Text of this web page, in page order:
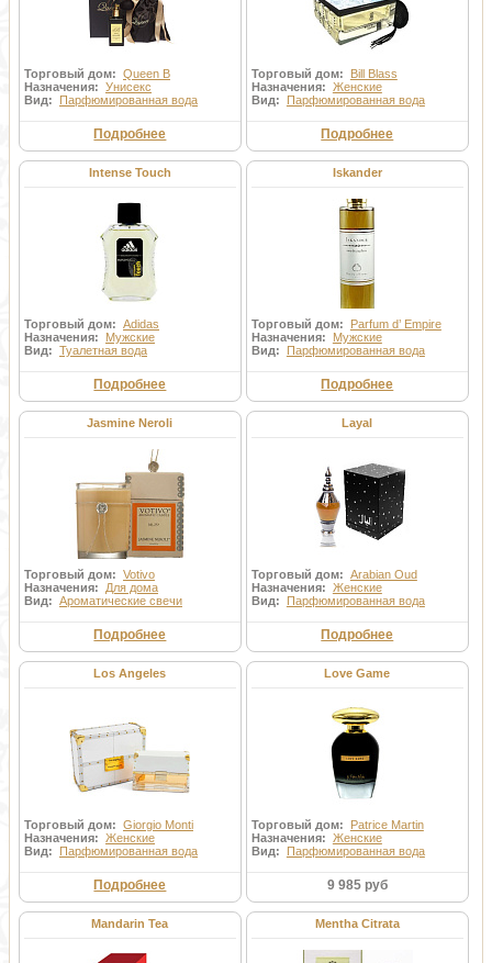
Торговый дом: Queen B
Назначения: Унисекс
Вид: Парфюмированная вода
Подробнее
Торговый дом: Bill Blass
Назначения: Женские
Вид: Парфюмированная вода
Подробнее
Intense Touch
Торговый дом: Adidas
Назначения: Мужские
Вид: Туалетная вода
Подробнее
Iskander
Торговый дом: Parfum d’ Empire
Назначения: Мужские
Вид: Парфюмированная вода
Подробнее
Jasmine Neroli
Торговый дом: Votivo
Назначения: Для дома
Вид: Ароматические свечи
Подробнее
Layal
Торговый дом: Arabian Oud
Назначения: Женские
Вид: Парфюмированная вода
Подробнее
Los Angeles
Торговый дом: Giorgio Monti
Назначения: Женские
Вид: Парфюмированная вода
Подробнее
Love Game
Торговый дом: Patrice Martin
Назначения: Женские
Вид: Парфюмированная вода
9 985 руб
Mandarin Tea Mentha Citrata